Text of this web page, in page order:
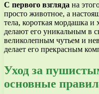
С первого взгляда на
просто животное, а
тела, короткая мордашка и
делают его уникальным в
великолепным чутьем и
делает его прекрасным
Уход за
основные